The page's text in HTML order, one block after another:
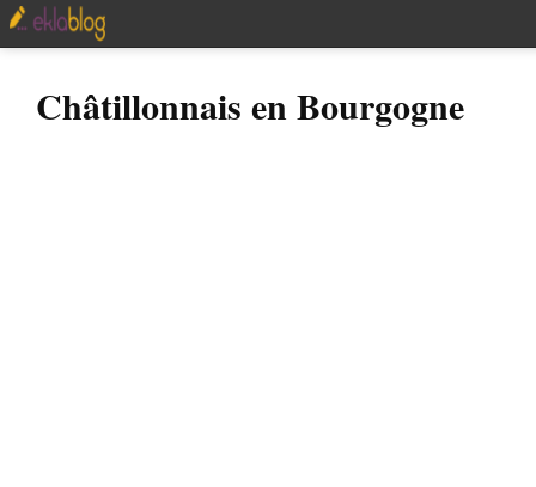
Châtillonnais en Bourgogne